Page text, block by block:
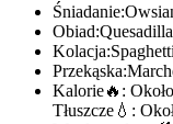
Śniadanie:
Obiad:
Kolacja:
Przekąska:
Kalorie🔥:
Tłuszcze 💧: